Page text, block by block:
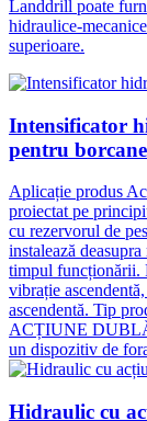
Landdrill poate
hidraulice-
superioare.
Intensificator
pentru borcane
Aplicație produs
proiectat pe
cu rezervorul de
instalează
timpul funcționării.
vibrație
ascendentă. Tip
ACȚIUNE DUBLĂ
un dispozitiv de
Hidraulic cu